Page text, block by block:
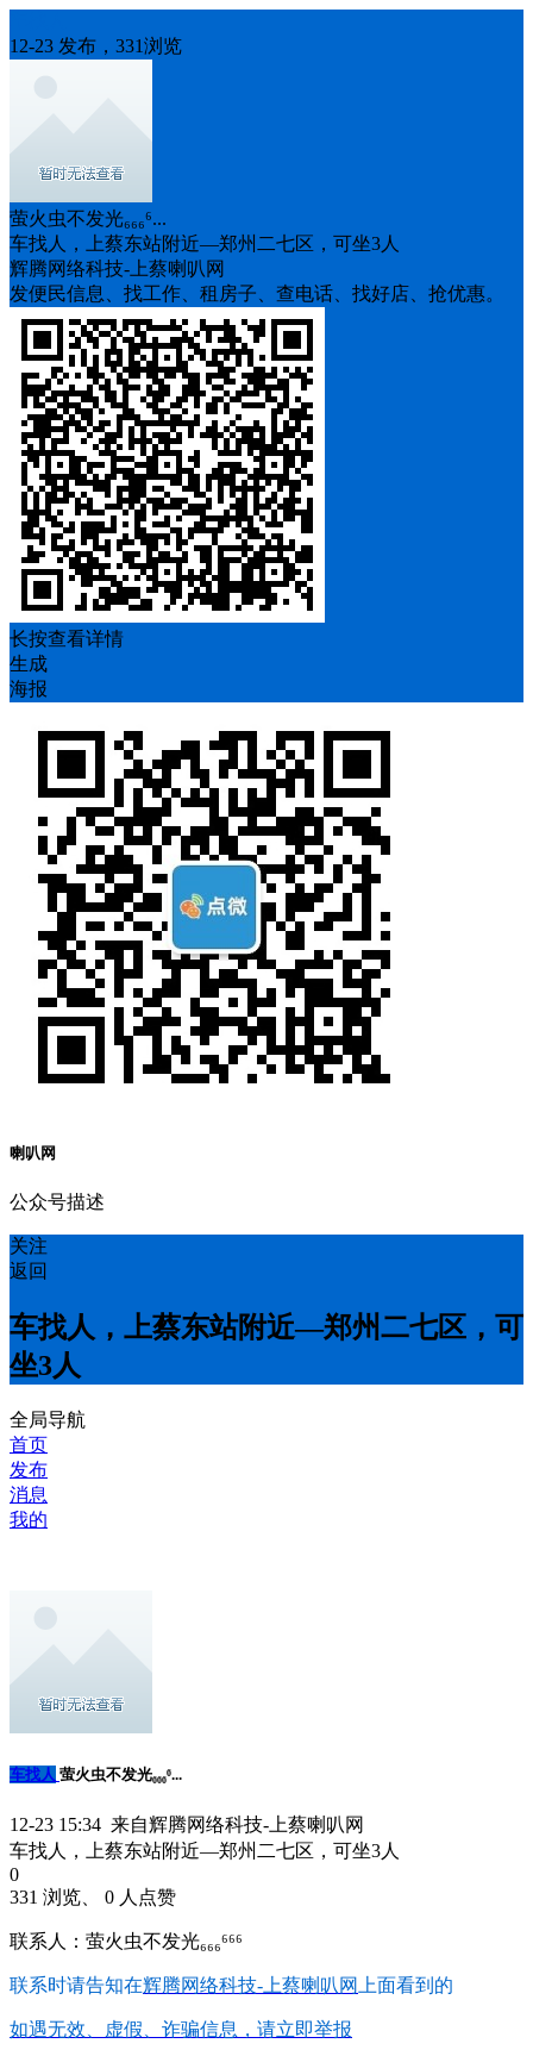
12-23 发布，331浏览
萤火虫不发光₆₆₆⁶...
车找人，上蔡东站附近—郑州二七区，可坐3人
辉腾网络科技-上蔡喇叭网
发便民信息、找工作、租房子、查电话、找好店、抢优惠。
长按查看详情
生成
海报
喇叭网
公众号描述
关注
返回
车找人，上蔡东站附近—郑州二七区，可
坐3人
全局导航
首页
发布
消息
我的
车找人 萤火虫不发光₆₆₆⁶...
12-23 15:34 来自辉腾网络科技-上蔡喇叭网
车找人，上蔡东站附近—郑州二七区，可坐3人
0
331 浏览、 0 人点赞
联系人：萤火虫不发光₆₆₆⁶⁶⁶
联系时请告知在辉腾网络科技-上蔡喇叭网 上面看到的
如遇无效、虚假、诈骗信息，请立即举报